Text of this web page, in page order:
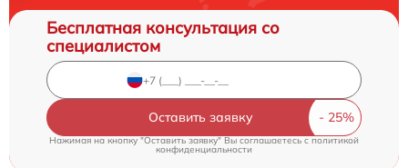
Бесплатная консультация со
специалистом
Оставить заявку
Нажимая на кнопку "Оставить заявку" Вы соглашаетесь c политикой
конфиденциальности